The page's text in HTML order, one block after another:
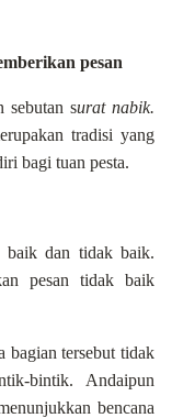
pesan
sebutan surat nabik.
tradisi yang
bagi tuan pesta.
baik dan tidak baik.
pesan tidak baik
bagian tersebut tidak
bintik. Andaipun
bencana